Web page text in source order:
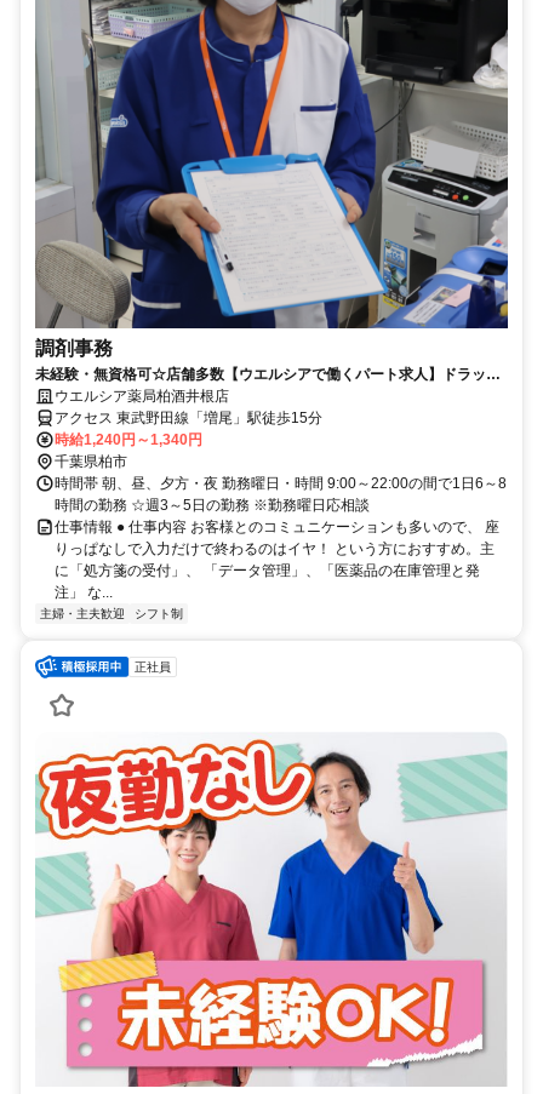
調剤事務
未経験・無資格可☆店舗多数【ウエルシアで働くパート求人】ドラッグ
ストアの調剤事務
ウエルシア薬局柏酒井根店
アクセス 東武野田線「増尾」駅徒歩15分
時給1,240円～1,340円
千葉県柏市
時間帯 朝、昼、夕方・夜 勤務曜日・時間 9:00～22:00の間で1日6～8
時間の勤務 ☆週3～5日の勤務 ※勤務曜日応相談
仕事情報 ● 仕事内容 お客様とのコミュニケーションも多いので、 座
りっぱなしで入力だけで終わるのはイヤ！ という方におすすめ。主
に「処方箋の受付」、 「データ管理」、「医薬品の在庫管理と発
注」 な...
主婦・主夫歓迎 シフト制
正社員